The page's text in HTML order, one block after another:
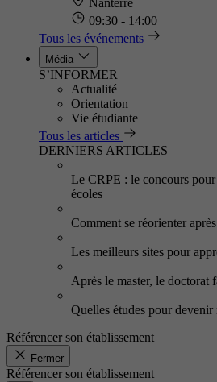
Nanterre
09:30 - 14:00
Tous les événements
Média
S’INFORMER
Actualité
Orientation
Vie étudiante
Tous les articles
DERNIERS ARTICLES
Le CRPE : le concours
écoles
Comment se réorienter
Les meilleurs sites pour
Après le master, le doctorat
Quelles études pour devenir
Référencer son établissement
Fermer
Référencer son établissement